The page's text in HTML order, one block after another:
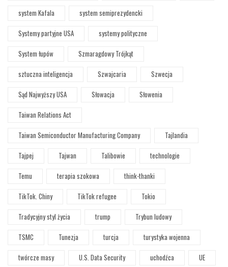
system Kafala
system semiprezydencki
Systemy partyjne USA
systemy polityczne
System łupów
Szmaragdowy Trójkąt
sztuczna inteligencja
Szwajcaria
Szwecja
Sąd Najwyższy USA
Słowacja
Słowenia
Taiwan Relations Act
Taiwan Semiconductor Manufacturing Company
Tajlandia
Tajpej
Tajwan Talibowie
technologie
Temu
terapia szokowa
think-thanki
TikTok. Chiny
TikTok refugee
Tokio
Tradycyjny styl życia
trump
Trybun ludowy
TSMC
Tunezja turcja
turystyka wojenna
twórcze masy
U.S. Data Security uchodźca
UE